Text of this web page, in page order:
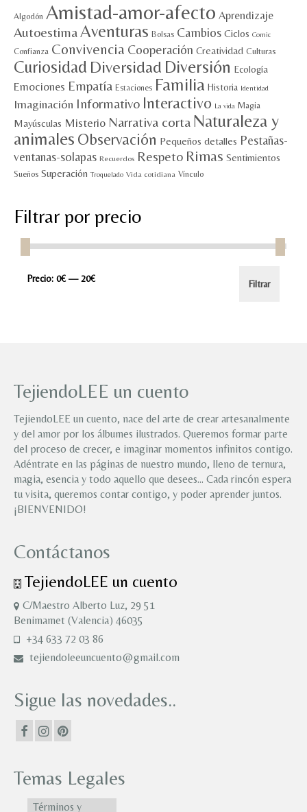
Algodón Amistad-amor-afecto Aprendizaje
AutoestimaAventuras Bolsas Cambios Ciclos Comic
Confianza Convivencia Cooperación Creatividad Culturas
Curiosidad Diversidad Diversión Ecología
Emociones Empatía Estaciones Familia Historia Identidad
Imaginación Informativo Interactivo La vida Magia
Mayúsculas Misterio Narrativa corta Naturaleza y
animales Observación Pequeños detalles Pestañas-
ventanas-solapas Recuerdos Respeto Rimas Sentimientos
Sueños Superación Troquelado Vida cotidiana Vínculo
Filtrar por precio
Precio
Precio
Filtrar
Precio: 0€ — 20€
TejiendoLEE un cuento
TejiendoLEE un cuento, nace del arte de crear artesanalmente
y del amor por los álbumes ilustrados. Queremos formar parte
del proceso de crecer, e imaginar momentos infinitos contigo.
Adéntrate en las páginas de nuestro mundo, lleno de ternura,
magia, esencia y todo aquello que desees… Cada rincón espera
tu visita, queremos contar contigo, y poder aprender juntos.
¡BIENVENIDO!
Contáctanos
TejiendoLEE un cuento
C/Maestro Alberto Luz, 29 51
Benimamet (Valencia) 46035
+34 633 72 03 86
tejiendoleeuncuento@gmail.com
Sigue las novedades..
Temas Legales
Términos y